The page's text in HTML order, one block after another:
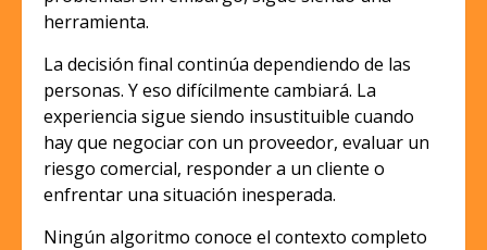
herramienta.
La decisión final continúa dependiendo de las
personas. Y eso difícilmente cambiará. La
experiencia sigue siendo insustituible cuando
hay que negociar con un proveedor, evaluar un
riesgo comercial, responder a un cliente o
enfrentar una situación inesperada.
Ningún algoritmo conoce el contexto completo